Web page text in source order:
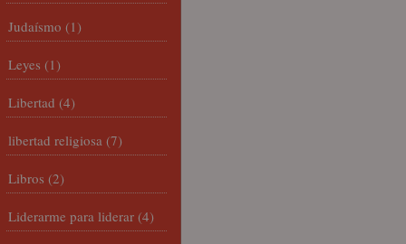
Judaísmo (1)
Leyes (1)
Libertad (4)
libertad religiosa (7)
Libros (2)
Liderarme para liderar (4)